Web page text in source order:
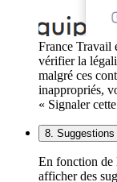
France Travail
vérifier la
malgré ces
inappropriés,
« Signaler
8.
En fonction de
afficher des